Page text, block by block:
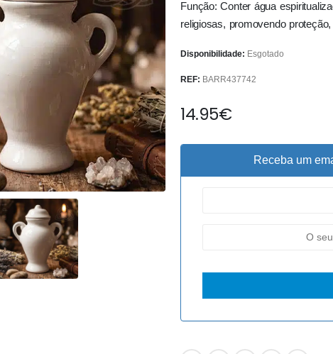
Função: Conter água
religiosas, promovendo
Disponibilidade: Esgotado
REF: BARR437742
14.95€
Receba um